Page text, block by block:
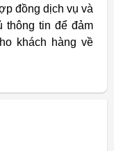
đồng dịch vụ và
thông tin để đảm
khách hàng về